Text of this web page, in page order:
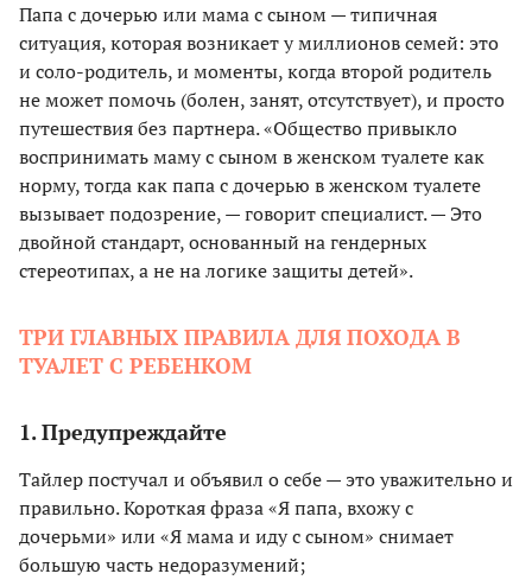
Папа с дочерью или мама с сыном — типичная
ситуация, которая возникает у миллионов семей: это
и соло-родитель, и моменты, когда второй родитель
не может помочь (болен, занят, отсутствует), и просто
путешествия без партнера. «Общество привыкло
воспринимать маму с сыном в женском туалете как
норму, тогда как папа с дочерью в женском туалете
вызывает подозрение, — говорит специалист. — Это
двойной стандарт, основанный на гендерных
стереотипах, а не на логике защиты детей».
ТРИ ГЛАВНЫХ ПРАВИЛА ДЛЯ ПОХОДА В
ТУАЛЕТ С РЕБЕНКОМ
1. Предупреждайте
Тайлер постучал и объявил о себе — это уважительно и
правильно. Короткая фраза «Я папа, вхожу с
дочерьми» или «Я мама и иду с сыном» снимает
большую часть недоразумений;